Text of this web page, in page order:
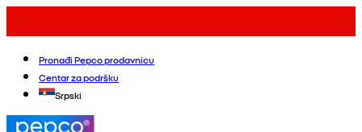
Pronađi Pepco prodavnicu
Centar za podršku
Srpski